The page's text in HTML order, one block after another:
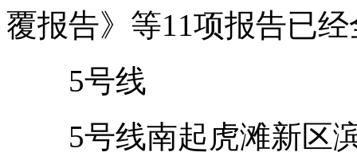
覆报告》等11项报告已
5号线
5号线南起虎滩新区滨